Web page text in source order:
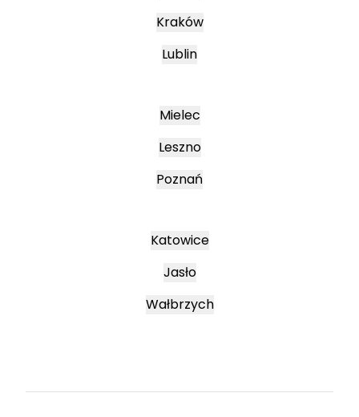
Kraków
Lublin
Mielec
Leszno
Poznań
Katowice
Jasło
Wałbrzych